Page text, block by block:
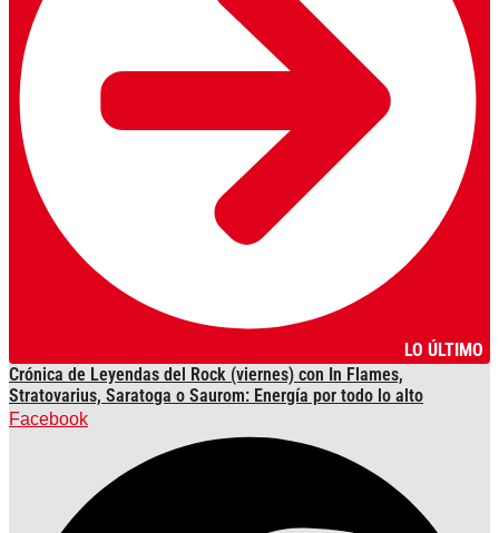
LO ÚLTIMO
Crónica de Leyendas del Rock (viernes) con In Flames,
Stratovarius, Saratoga o Saurom: Energía por todo lo alto
Facebook